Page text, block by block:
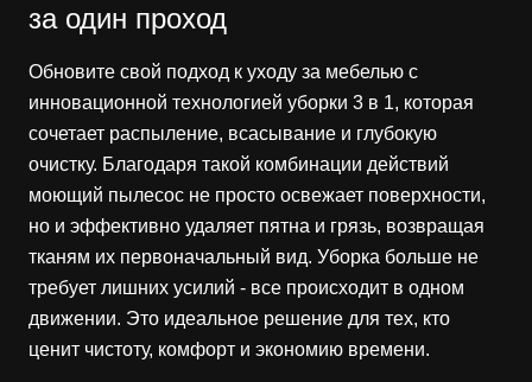
за один проход
Обновите свой подход к уходу за мебелью с
инновационной технологией уборки 3 в 1, которая
сочетает распыление, всасывание и глубокую
очистку. Благодаря такой комбинации действий
моющий пылесос не просто освежает поверхности,
но и эффективно удаляет пятна и грязь, возвращая
тканям их первоначальный вид. Уборка больше не
требует лишних усилий - все происходит в одном
движении. Это идеальное решение для тех, кто
ценит чистоту, комфорт и экономию времени.